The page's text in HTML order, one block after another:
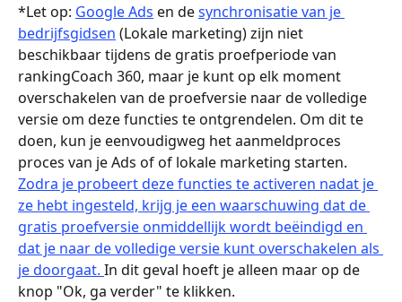
*Let op: Google Ads en de synchronisatie van je
bedrijfsgidsen (Lokale marketing) zijn niet
beschikbaar tijdens de gratis proefperiode van
rankingCoach 360, maar je kunt op elk moment
overschakelen van de proefversie naar de volledige
versie om deze functies te ontgrendelen. Om dit te
doen, kun je eenvoudigweg het aanmeldproces
proces van je Ads of of lokale marketing starten.
Zodra je probeert deze functies te activeren nadat je
ze hebt ingesteld, krijg je een waarschuwing dat de
gratis proefversie onmiddellijk wordt beëindigd en
dat je naar de volledige versie kunt overschakelen als
je doorgaat. In dit geval hoeft je alleen maar op de
knop "Ok, ga verder" te klikken.